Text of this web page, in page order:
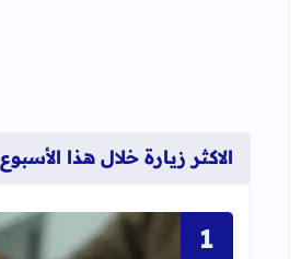
الاكثر زيارة خلال هذا الأسبوع